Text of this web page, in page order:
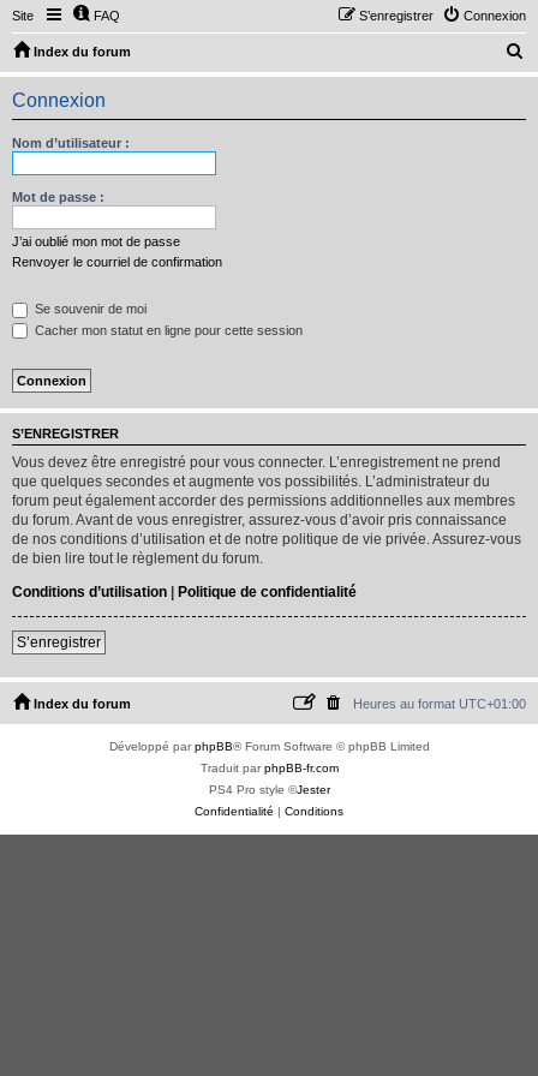
Site FAQ Connexion
S’enregistrer
Index du forum
e
Connexion
Nom d’utilisateur :
Mot de passe :
J’ai oublié mon mot de passe
Renvoyer le courriel de confirmation
Se souvenir de moi
Cacher mon statut en ligne pour cette session
S’ENREGISTRER
Vous devez être enregistré pour vous connecter. L’enregistrement ne prend
que quelques secondes et augmente vos possibilités. L’administrateur du
forum peut également accorder des permissions additionnelles aux membres
du forum. Avant de vous enregistrer, assurez-vous d’avoir pris connaissance
de nos conditions d’utilisation et de notre politique de vie privée. Assurez-vous
de bien lire tout le règlement du forum.
Conditions d’utilisation | Politique de confidentialité
S’enregistrer
Index du forum Heures au format UTC+01:00
Développé parphpBB® Forum Software © phpBB Limited
Traduit parphpBB-fr.com
PS4 Pro style ©Jester
Confidentialité | Conditions